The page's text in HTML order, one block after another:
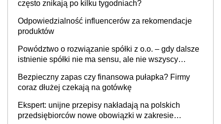
często znikają po kilku tygodniach?
Odpowiedzialność influencerów za rekomendacje
produktów
Powództwo o rozwiązanie spółki z o.o. – gdy dalsze
istnienie spółki nie ma sensu, ale nie wszyscy
Bezpieczny zapas czy finansowa pułapka? Firmy
coraz dłużej czekają na gotówkę
Ekspert: unijne przepisy nakładają na polskich
przedsiębiorców nowe obowiązki w zakresie